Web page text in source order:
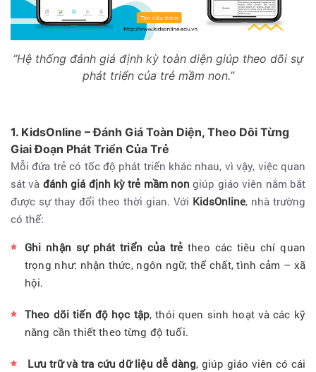
“Hệ thống đánh giá định kỳ toàn diện giúp theo dõi sự
phát triển của trẻ mầm non.”
1. KidsOnline – Đánh Giá Toàn Diện, Theo Dõi Từng
Giai Đoạn Phát Triển Của Trẻ
Mỗi đứa trẻ có tốc độ phát triển khác nhau, vì vậy, việc quan
sát và đánh giá định kỳ trẻ mầm non giúp giáo viên nắm bắt
được sự thay đổi theo thời gian. Với KidsOnline, nhà trường
có thể:
Ghi nhận sự phát triển của trẻ theo các tiêu chí quan
trọng như: nhận thức, ngôn ngữ, thể chất, tình cảm – xã
hội.
Theo dõi tiến độ học tập, thói quen sinh hoạt và các kỹ
năng cần thiết theo từng độ tuổi.
Lưu trữ và tra cứu dữ liệu dễ dàng, giúp giáo viên có cái